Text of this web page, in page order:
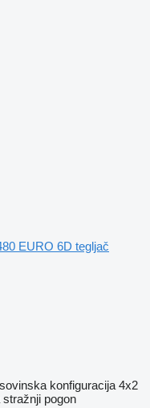
EURO 6D tegljač
konfiguracija 4x2
stražnji pogon